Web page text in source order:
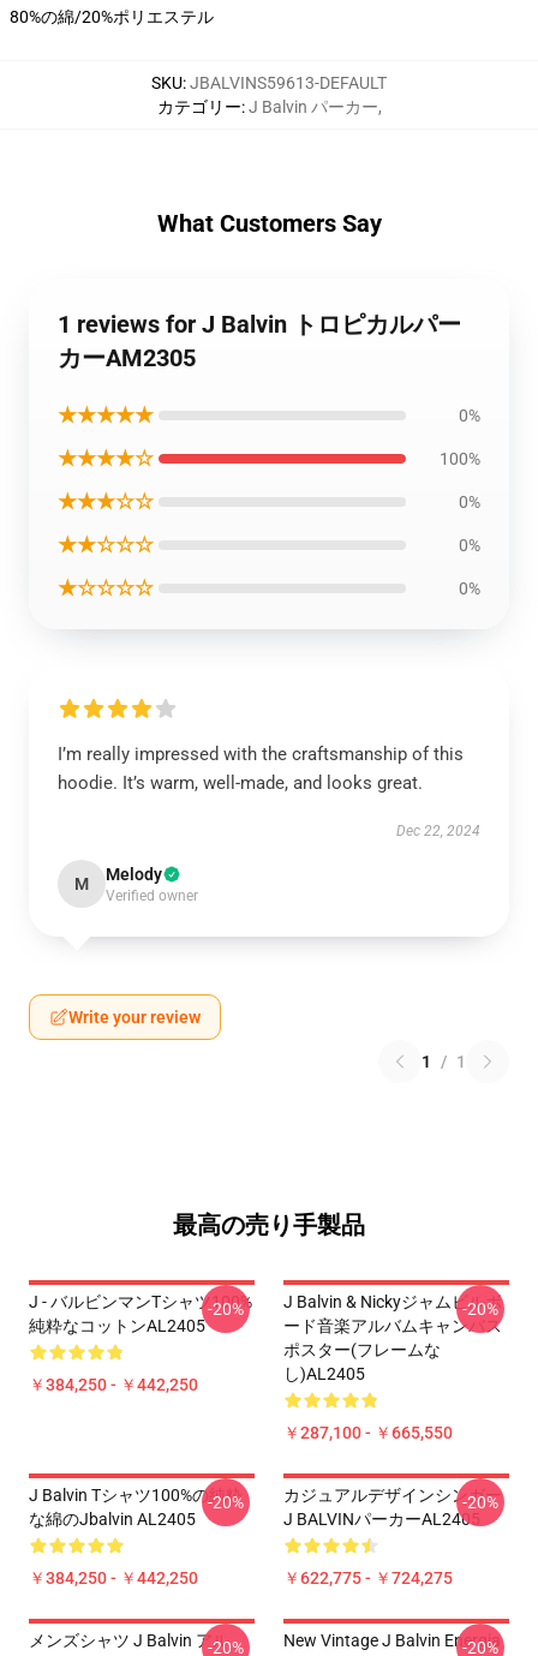
80%の綿/20%ポリエステル
SKU:JBALVINS59613-DEFAULT
カテゴリー:J Balvin パーカー,
What Customers Say
1 reviews for J Balvin トロピカルパー
カーAM2305
★★★★★ 0%
★★★★☆ 100%
★★★☆☆ 0%
★★☆☆☆ 0%
★☆☆☆☆ 0%
I’m really impressed with the craftsmanship of this
hoodie. It’s warm, well-made, and looks great.
Dec 22, 2024
M Melody
Verified owner
Write your review
1 / 1
最高の売り手製品
J - バルビンマンTシャツ100%
純粋なコットンAL2405
￥384,250 - ￥442,250
-20%
J Balvin & Nickyジャムビルボ
ード音楽アルバムキャンバス
ポスター(フレームな
し)AL2405
￥287,100 - ￥665,550
-20%
J Balvin Tシャツ100%の純粋
な綿のJbalvin AL2405
￥384,250 - ￥442,250
-20%
カジュアルデザインシンガー
J BALVINパーカーAL2405
￥622,775 - ￥724,275
-20%
メンズシャツ J Balvin アル
-20%
New Vintage J Balvin Energia
-20%